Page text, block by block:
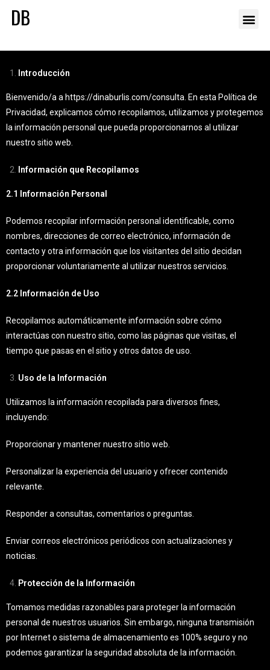
Introducción
Bienvenido/a a https://dinaburlis.com/consulta . En esta Política de
Privacidad, explicamos cómo recopilamos, utilizamos y protegemos
la información personal que pueda proporcionarnos al utilizar
nuestro sitio web.
Información que Recopilamos
2.1 Información Personal
Podemos recopilar información personal identificable, como
nombres, direcciones de correo electrónico, información de
contacto y otra información que los visitantes del sitio decidan
proporcionar voluntariamente al utilizar nuestros servicios.
2.2 Información de Uso
Recopilamos automáticamente información sobre cómo
interactúas con nuestro sitio, como las páginas que visitas, el
tiempo que pasas en el sitio y otros datos de uso.
Uso de la Información
Utilizamos la información recopilada para diversos fines,
incluyendo:
Proporcionar y mantener nuestro sitio web.
Personalizar la experiencia del usuario y ofrecer contenido
relevante.
Responder a consultas, comentarios o preguntas.
Enviar correos electrónicos periódicos con actualizaciones y
noticias.
Protección de la Información
Tomamos medidas razonables para proteger la información
personal de nuestros usuarios. Sin embargo, ninguna transmisión
por Internet o sistema de almacenamiento es 100% seguro y no
podemos garantizar la seguridad absoluta de la información.